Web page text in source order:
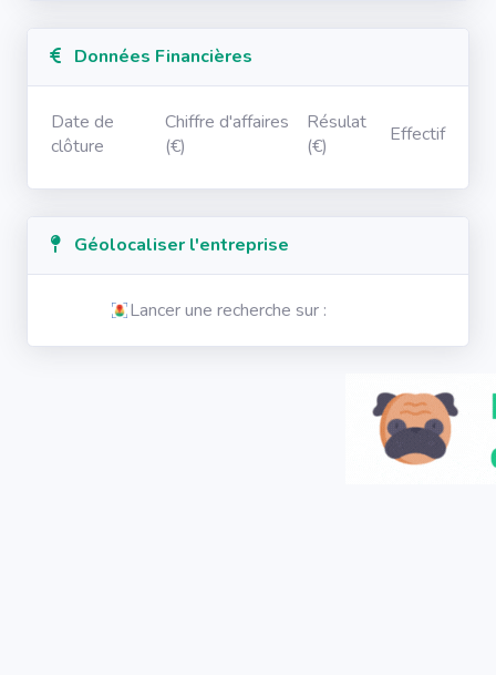
Données Financières
Date de
clôture
Chiffre d'affaires
(€)
Résulat
(€)
Effectif
Géolocaliser l'entreprise
Lancer une recherche sur :